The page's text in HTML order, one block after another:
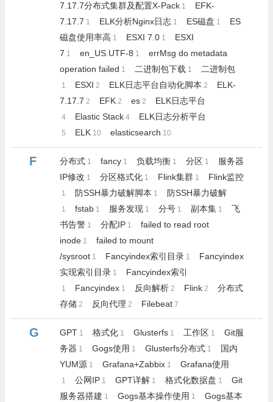
7.17.7分布式集群及配置X-Pack 1
EFK-
7.17.7 1 ELK分析Nginx日志 1 ES磁盘 1
ES
磁盘使用率高 1 ESXI 7.0 1
ESXI
7 1 en_US.UTF-8 1
errMsg do metadata
operation failed 1 二进制包下载 1 二进制包
1 ESXI 2 ELK日志平台自动化脚本 2
ELK-
7.17.7 2 EFK 2 es 2 ELK日志平台
4 Elastic Stack 4 ELK日志分析平台
5 ELK 10 elasticsearch 10
F 分布式 1 fancy 1 负载均衡 1 分区 1
服务器
IP修改 1 分区格式化 1 Flink集群 1 Flink监控
1 防SSH暴力破解脚本 1 防SSH暴力破解
1 fstab 1 服务发现 1 分号 1 副本集 1
飞
书告警 1 分配IP 1
failed to read root
inode 1
failed to mount
/sysroot 1 Fancyindex索引目录 1
Fancyindex
实现索引目录 1 Fancyindex索引
1 Fancyindex 1 反向解析 2 Flink 2
分布式
存储 2 反向代理 2 Filebeat 7
G GPT 1 格式化 1 Glusterfs 1 工作区 1
Git服
务器 1 Gogs使用 1 Glusterfs分布式 1
国内
YUM源 1 Grafana+Zabbix 1 Grafana使用
1 公网IP 1 GPT详解 1 格式化数据盘 1
Git
服务器搭建 1 Gogs基本操作使用 1
Gogs基本